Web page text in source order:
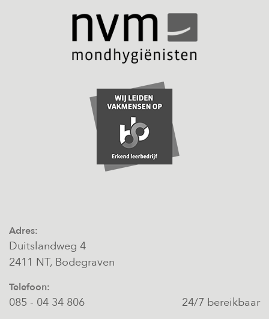
Adres:
Duitslandweg 4
2411 NT, Bodegraven
Telefoon:
085 - 04 34 806 24/7 bereikbaar